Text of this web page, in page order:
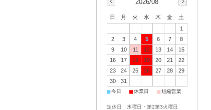
2026/08
日 月 火 水 木 金
土
1
2
3 4 5 6 7
8
9
10 11 12 13 14
15
16
17 18 19 20 21
22
23
24 25 26 27 28
29
30
31
■今日 ■休業日 ■短縮営業
定休日 水曜日・第2第3火曜日